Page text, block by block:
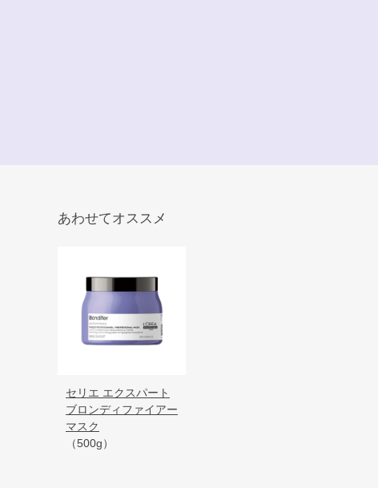
あわせてオススメ
セリエ エクスパート
ブロンディファイアー
マスク
（500g）